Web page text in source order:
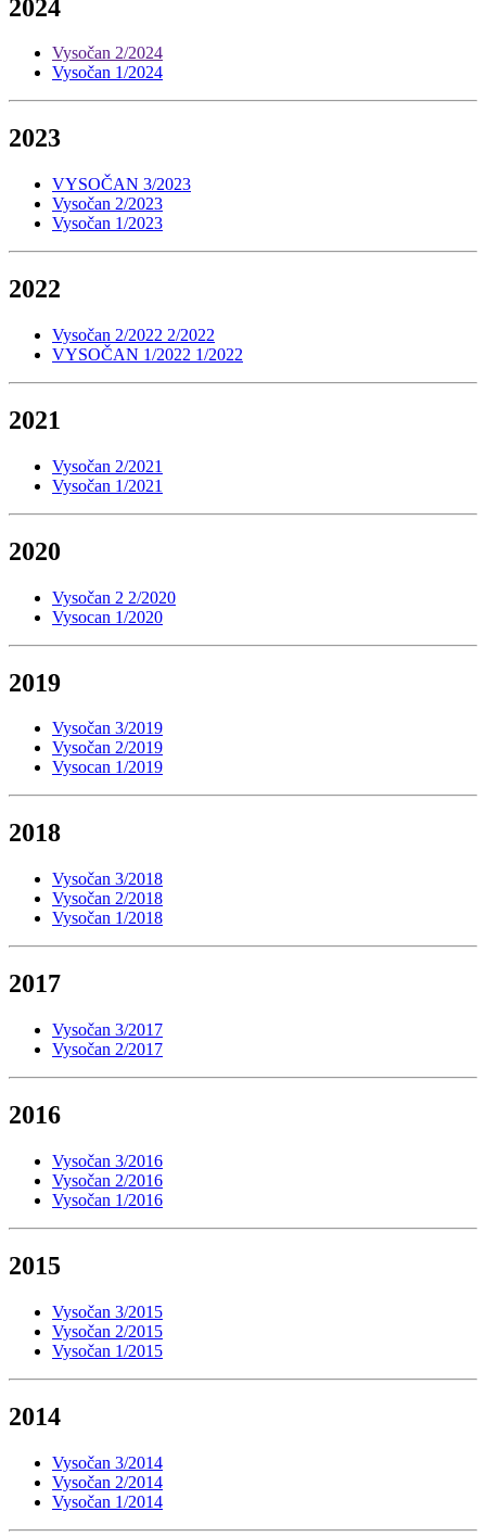
2024
Vysočan 2/2024
Vysočan 1/2024
2023
VYSOČAN 3/2023
Vysočan 2/2023
Vysočan 1/2023
2022
Vysočan 2/2022 2/2022
VYSOČAN 1/2022 1/2022
2021
Vysočan 2/2021
Vysočan 1/2021
2020
Vysočan 2 2/2020
Vysocan 1/2020
2019
Vysočan 3/2019
Vysočan 2/2019
Vysocan 1/2019
2018
Vysočan 3/2018
Vysočan 2/2018
Vysočan 1/2018
2017
Vysočan 3/2017
Vysočan 2/2017
2016
Vysočan 3/2016
Vysočan 2/2016
Vysočan 1/2016
2015
Vysočan 3/2015
Vysočan 2/2015
Vysočan 1/2015
2014
Vysočan 3/2014
Vysočan 2/2014
Vysočan 1/2014